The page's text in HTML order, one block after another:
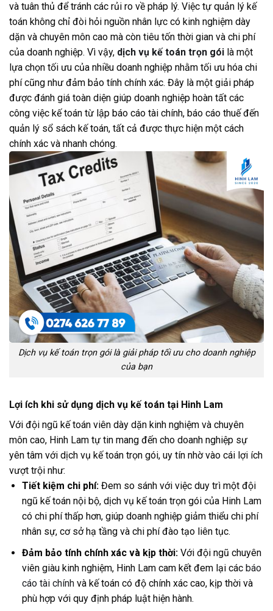
và tuân thủ để tránh các rủi ro về pháp lý. Việc tự quản lý kế
toán không chỉ đòi hỏi nguồn nhân lực có kinh nghiệm dày
dặn và chuyên môn cao mà còn tiêu tốn thời gian và chi phí
của doanh nghiệp. Vì vậy, dịch vụ kế toán trọn gói là một
lựa chọn tối ưu của nhiều doanh nghiệp nhằm tối ưu hóa chi
phí cũng như đảm bảo tính chính xác. Đây là một giải pháp
được đánh giá toàn diện giúp doanh nghiệp hoàn tất các
công việc kế toán từ lập báo cáo tài chính, báo cáo thuế đến
quản lý sổ sách kế toán, tất cả được thực hiện một cách
chính xác và nhanh chóng.
Dịch vụ kế toán trọn gói là giải pháp tối ưu cho doanh nghiệp
của bạn
Lợi ích khi sử dụng dịch vụ kế toán tại Hinh Lam
Với đội ngũ kế toán viên dày dặn kinh nghiệm và chuyên
môn cao, Hinh Lam tự tin mang đến cho doanh nghiệp sự
yên tâm với dịch vụ kế toán trọn gói, uy tín nhờ vào cái lợi ích
vượt trội như:
Tiết kiệm chi phí:Đem so sánh với việc duy trì một đội
ngũ kế toán nội bộ, dịch vụ kế toán trọn gói của Hinh Lam
có chi phí thấp hơn, giúp doanh nghiệp giảm thiểu chi phí
nhân sự, cơ sở hạ tầng và chi phí đào tạo liên tục.
Đảm bảo tính chính xác và kịp thời:Với đội ngũ chuyên
viên giàu kinh nghiệm, Hinh Lam cam kết đem lại các báo
cáo tài chínhvà kế toán có độ chính xác cao, kịp thời và
phù hợp với quy định pháp luật hiện hành.